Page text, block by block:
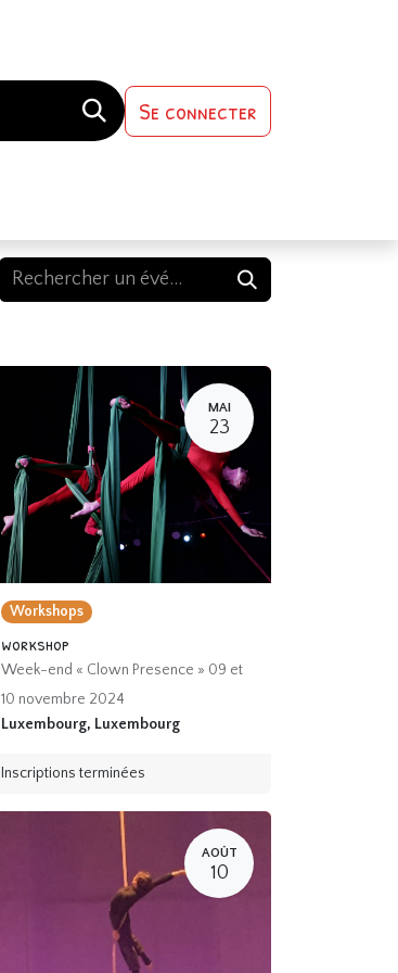
Se connecter
MAI
23
Workshops
workshop
Week-end « Clown Presence » 09 et
10 novembre 2024
Luxembourg, Luxembourg
Inscriptions terminées
AOÛT
10